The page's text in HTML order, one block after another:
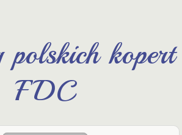
kopert
FDC